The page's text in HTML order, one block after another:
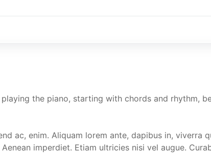
the piano, starting with chords and rhythm,
ac, enim. Aliquam lorem ante, dapibus in, viverra
imperdiet. Etiam ultricies nisi vel augue.